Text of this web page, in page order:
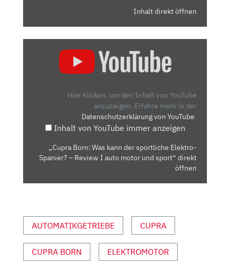
Inhalt direkt öffnen
SPANIER?
REVIEW
SPORT“
VON
YOUTUBE
ANZEIGEN
Hier klicken, um den Inhalt von YouTube
anzuzeigen. Erfahre mehr in der
Datenschutzerklärung von YouTube.
Inhalt von YouTube immer anzeigen
„Cupra Born: Was kann der sportliche Elektro-
Spanier? – Review I auto motor und sport“ direkt
öffnen
AUTOMATIKGETRIEBE CUPRA
CUPRA BORN ELEKTROMOTOR